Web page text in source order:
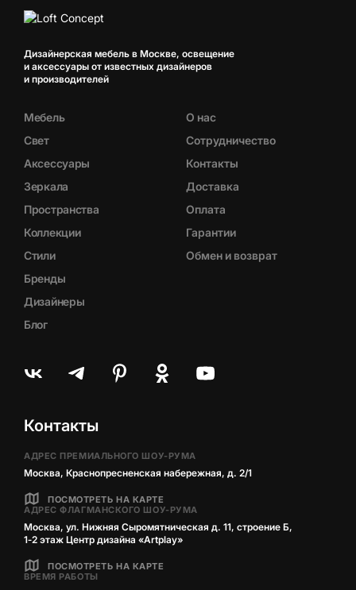
Дизайнерская мебель в Москве, освещение
и аксессуары от известных дизайнеров
и производителей
Мебель
Свет
Аксессуары
Зеркала
Пространства
Коллекции
Стили
Бренды
Дизайнеры
Блог
О нас
Сотрудничество
Контакты
Доставка
Оплата
Гарантии
Обмен и возврат
Контакты
АДРЕС ПРЕМИАЛЬНОГО ШОУ-РУМА
Москва, Краснопресненская набережная, д. 2/1
ПОСМОТРЕТЬ НА КАРТЕ
АДРЕС ФЛАГМАНСКОГО ШОУ-РУМА
Москва, ул. Нижняя Сыромятническая д. 11, строение Б,
1‑2 этаж Центр дизайна «Artplay»
ПОСМОТРЕТЬ НА КАРТЕ
ВРЕМЯ РАБОТЫ